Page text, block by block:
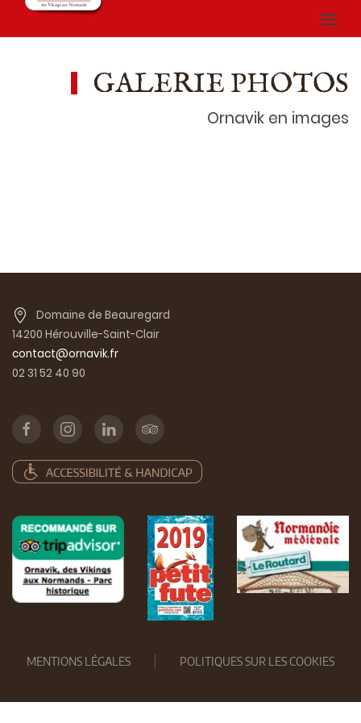
GALERIE PHOTOS
Ornavik en images
Domaine de Beauregard
14200 Hérouville-Saint-Clair
contact@ornavik.fr
02 31 52 40 90
MENTIONS LÉGALES POLITIQUES SUR LES COOKIES